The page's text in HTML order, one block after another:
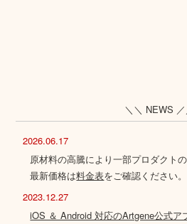
＼＼ NEWS ／
2026.06.17
原材料の高騰により一部プロダクト
最新価格は料金表をご確認ください。
2023.12.27
iOS ＆ Android 対応のArtgene公式ア